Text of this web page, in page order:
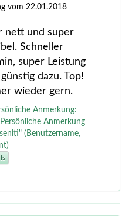
vom 22.01.2018
nett und super
Schneller
super Leistung
dazu. Top!
wieder gern.
Anmerkung:
Anmerkung
(Benutzername,